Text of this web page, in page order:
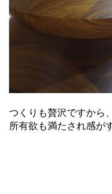
つくりも贅沢ですから
所有欲も満たされ感が